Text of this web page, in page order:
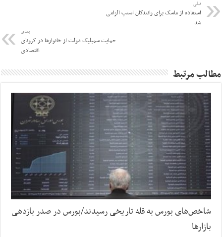
قبلی
استفاده از ماسک برای رانندگان اسنپ الزامی
شد
بعدی
حمایت سمبلیک دولت از خانوارها در کرونای
اقتصادی
مطالب مرتبط
شاخص‌های بورس به قله تاریخی رسیدند/بورس در صدر بازدهی
بازارها